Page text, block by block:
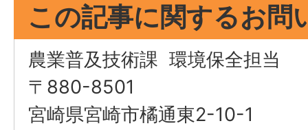
この記事に関するお問
農業普及技術課 環境保全担当
〒880-8501
宮崎県宮崎市橘通東2-10-1